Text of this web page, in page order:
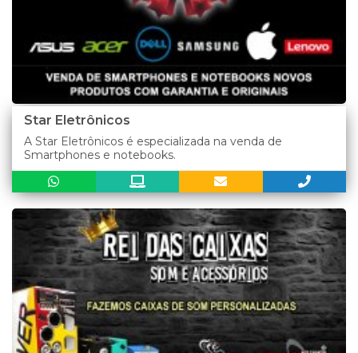
Star Eletrônicos
A Star Eletrônicos é especializada na venda de
Smartphones e notebooks.